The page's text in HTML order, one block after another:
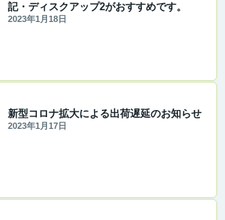
記・ディスクアップ2がおすすめです。
2023年1月18日
新型コロナ拡大による出荷遅延のお知らせ
2023年1月17日